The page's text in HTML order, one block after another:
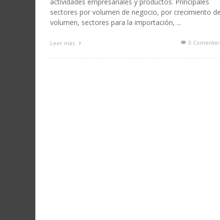
sectores por volumen de negocio, por crecimiento
volumen, sectores para la importación, ...
Leer más 0